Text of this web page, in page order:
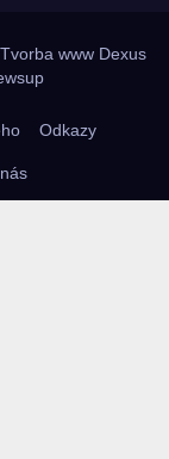
www Dexus
Odkazy